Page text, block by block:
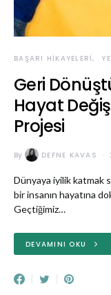
BAŞARI HIKAYELERI
Geri
Hayat
Projesi
By DEFNE KAVAS
Dünyaya iyilik katmak
bir insanın hayatına
Geçtiğimiz…
DEVAMINI OKU